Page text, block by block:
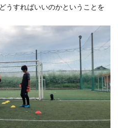
うすればいいのかということを